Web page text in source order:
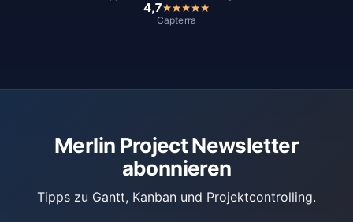
4,7
Capterra
Merlin Project Newsletter
abonnieren
Tipps zu Gantt, Kanban und Projektcontrolling.